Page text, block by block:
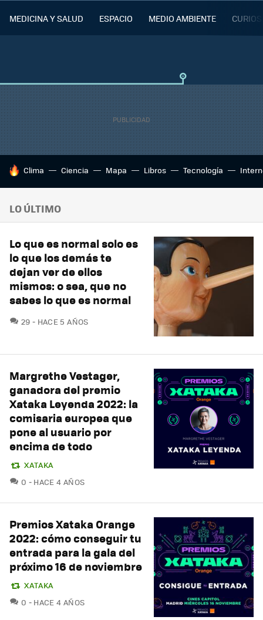
MEDICINA Y SALUD ESPACIO MEDIO AMBIENTE
HOY SE HABLA DE
Clima Ciencia Mapa Libros Tecnología
LO ÚLTIMO
Lo que es normal solo es
lo que los demás te
dejan ver de ellos
mismos: o sea, que no
sabes lo que es normal
29 COMENTARIOS
HACE 5 AÑOS
Margrethe Vestager,
ganadora del premio
Xataka Leyenda 2022: la
comisaria europea que
pone al usuario por
encima de todo
XATAKA
0 COMENTARIOS
HACE 4 AÑOS
Premios Xataka Orange
2022: cómo conseguir tu
entrada para la gala del
próximo 16 de noviembre
XATAKA
0 COMENTARIOS
HACE 4 AÑOS